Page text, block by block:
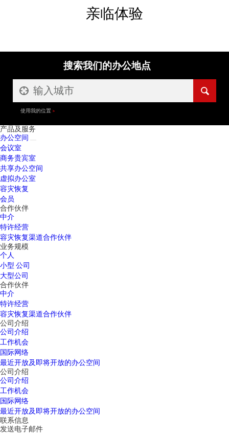
亲临体验
搜索我们的办公地点
使用我的位置
产品及服务
办公空间
会议室
商务贵宾室
共享办公空间
虚拟办公室
容灾恢复
会员
合作伙伴
中介
特许经营
容灾恢复渠道合作伙伴
业务规模
个人
小型 公司
大型公司
合作伙伴
中介
特许经营
容灾恢复渠道合作伙伴
公司介绍
公司介绍
工作机会
国际网络
最近开放及即将开放的办公空间
公司介绍
公司介绍
工作机会
国际网络
最近开放及即将开放的办公空间
联系信息
发送电子邮件